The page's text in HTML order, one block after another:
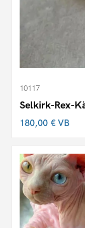
10117
Selkirk-Rex-
180,00 €VB